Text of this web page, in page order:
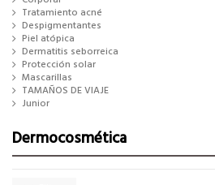
Dermocosmética
Tratamiento acné
Despigmentantes
Piel atópica
Dermatitis seborreica
Protección solar
Mascarillas
TAMAÑOS DE VIAJE
Junior